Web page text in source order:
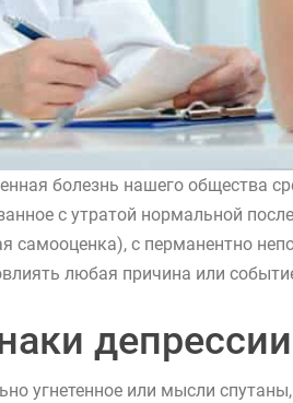
болезнь нашего общества
с утратой нормальной
самооценка), с перманентно
любая причина или
депрессии
угнетенное или мысли